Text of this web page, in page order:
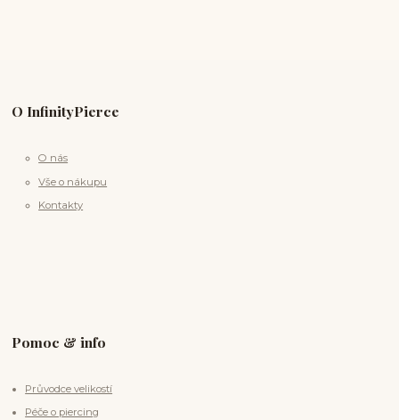
O InfinityPierce
O nás
Vše o nákupu
Kontakty
Pomoc & info
Průvodce velikostí
Péče o piercing